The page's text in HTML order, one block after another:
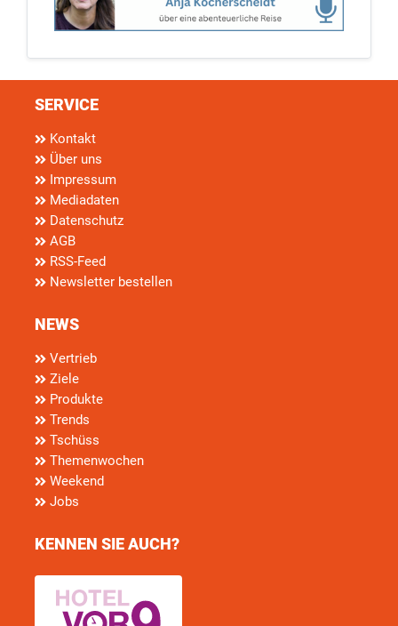
SERVICE
Kontakt
Über uns
Impressum
Mediadaten
Datenschutz
AGB
RSS-Feed
Newsletter bestellen
NEWS
Vertrieb
Ziele
Produkte
Trends
Tschüss
Themenwochen
Weekend
Jobs
KENNEN SIE AUCH?